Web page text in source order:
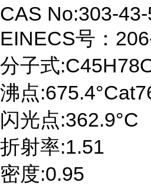
CAS No:303-
EINECS号：
分子式
沸点
闪光点:362.9°C
折射率:1.51
密度:0.95